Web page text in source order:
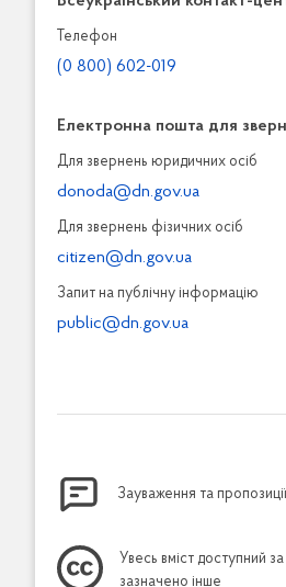
Телефон
(0 800) 602-019
Електронна пошта для
Для звернень юридичних осiб
donoda@dn.gov.ua
Для звернень фізичних осiб
citizen@dn.gov.ua
Запит на публiчну інформацiю
public@dn.gov.ua
Зауваження та
Увесь вміст доступний
зазначено інше